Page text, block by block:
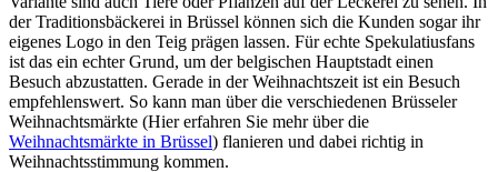
der Traditionsbäckerei in Brüssel können sich die Kunden sogar ihr
eigenes Logo in den Teig prägen lassen. Für echte Spekulatiusfans
ist das ein echter Grund, um der belgischen Hauptstadt einen
Besuch abzustatten. Gerade in der Weihnachtszeit ist ein Besuch
empfehlenswert. So kann man über die verschiedenen Brüsseler
Weihnachtsmärkte (Hier erfahren Sie mehr über die
Weihnachtsmärkte in Brüssel) flanieren und dabei richtig in
Weihnachtsstimmung kommen.